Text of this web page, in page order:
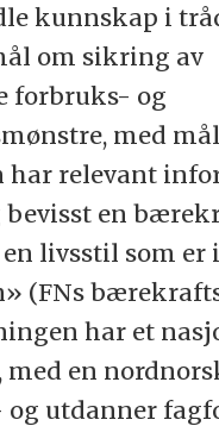
kunnskap i
om sikring av
forbruks- og
med
har relevant
bevisst en
livsstil som er
(FNs
har et
med en
utdanner